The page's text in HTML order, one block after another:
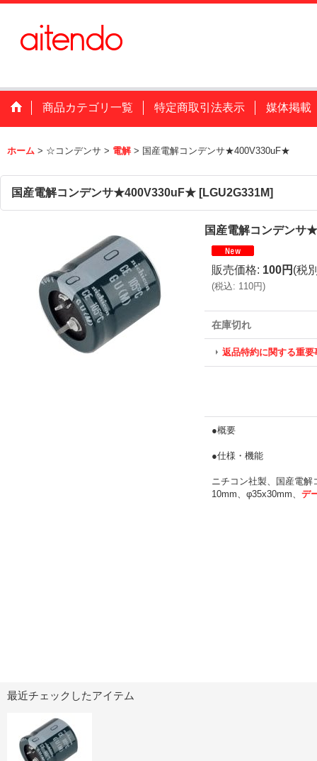
商品カテゴリ一覧 特定商取引法表示 媒体掲載
ホーム > ☆コンデンサ > 電解 > 国産電解コンデンサ★400V330uF★
国産電解コンデンサ★400V330uF★ [LGU2G331M]
国産電解コンデン
販売価格: 100円 (税
(税込: 110円)
在庫切れ
返品特約に関する重要
●概要
●仕様・機能
ニチコン社製、国産電解
10mm、φ35x30mm、 デ
最近チェックしたアイテム